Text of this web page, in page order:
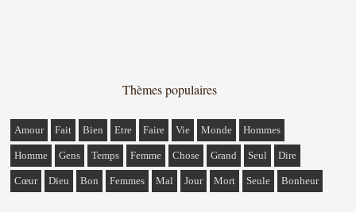
Thèmes populaires
Amour Fait Bien Etre Faire Vie Monde Hommes
Homme Gens Temps Femme Chose Grand Seul Dire
Cœur Dieu Bon Femmes Mal Jour Mort Seule Bonheur